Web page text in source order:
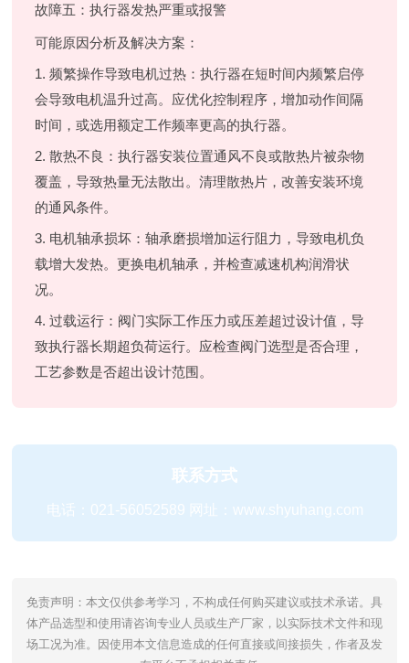
故障五：执行器发热严重或报警
可能原因分析及解决方案：
1. 频繁操作导致电机过热：执行器在短时间内频繁启停
会导致电机温升过高。应优化控制程序，增加动作间隔
时间，或选用额定工作频率更高的执行器。
2. 散热不良：执行器安装位置通风不良或散热片被杂物
覆盖，导致热量无法散出。清理散热片，改善安装环境
的通风条件。
3. 电机轴承损坏：轴承磨损增加运行阻力，导致电机负
载增大发热。更换电机轴承，并检查减速机构润滑状
况。
4. 过载运行：阀门实际工作压力或压差超过设计值，导
致执行器长期超负荷运行。应检查阀门选型是否合理，
工艺参数是否超出设计范围。
联系方式
电话：021-56052589 网址：www.shyuhang.com
免责声明：本文仅供参考学习，不构成任何购买建议或技术承诺。具
体产品选型和使用请咨询专业人员或生产厂家，以实际技术文件和现
场工况为准。因使用本文信息造成的任何直接或间接损失，作者及发